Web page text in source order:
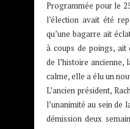
Programmée pour le
l’élection avait été
qu’une bagarre ait
à coups de poings, ait
de l’histoire ancienne,
calme, elle a élu un
L’ancien président,
l’unanimité au sein de
démission deux